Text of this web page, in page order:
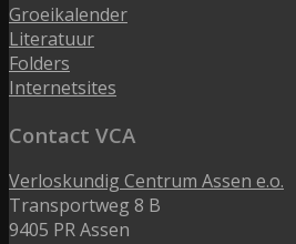
Groeikalender
Literatuur
Folders
Internetsites
Contact VCA
Verloskundig Centrum Assen e.o.
Transportweg 8 B
9405 PR Assen